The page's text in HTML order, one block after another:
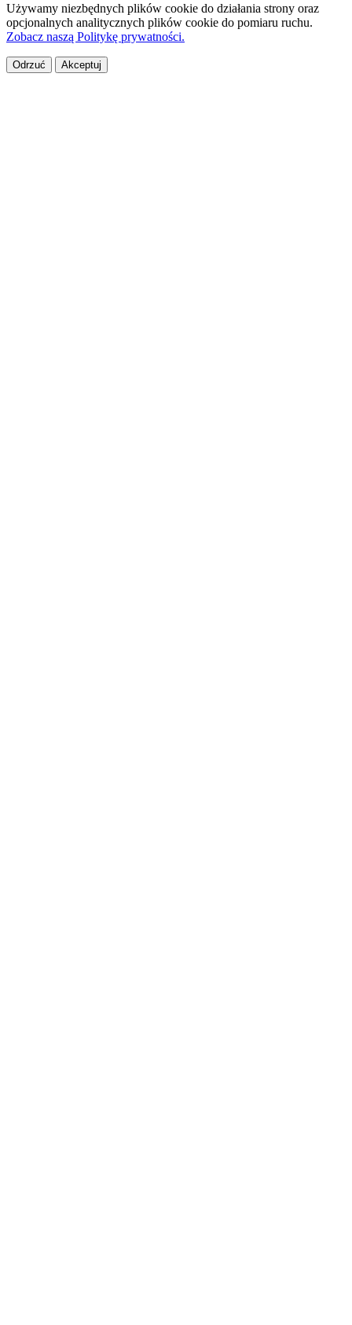
Używamy niezbędnych plików cookie do działania strony oraz
opcjonalnych analitycznych plików cookie do pomiaru ruchu.
Zobacz naszą Politykę prywatności.
Odrzuć Akceptuj